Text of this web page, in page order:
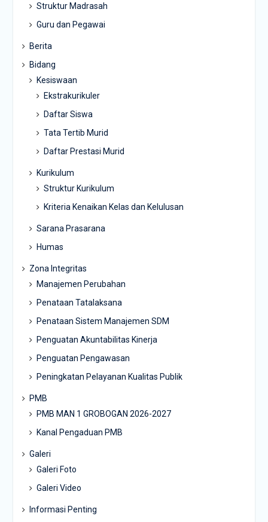
Struktur Madrasah
Guru dan Pegawai
Berita
Bidang
Kesiswaan
Ekstrakurikuler
Daftar Siswa
Tata Tertib Murid
Daftar Prestasi Murid
Kurikulum
Struktur Kurikulum
Kriteria Kenaikan Kelas dan Kelulusan
Sarana Prasarana
Humas
Zona Integritas
Manajemen Perubahan
Penataan Tatalaksana
Penataan Sistem Manajemen SDM
Penguatan Akuntabilitas Kinerja
Penguatan Pengawasan
Peningkatan Pelayanan Kualitas Publik
PMB
PMB MAN 1 GROBOGAN 2026-2027
Kanal Pengaduan PMB
Galeri
Galeri Foto
Galeri Video
Informasi Penting